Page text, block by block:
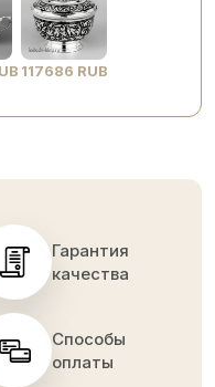
117686 RUB
Гарантия
качества
Способы
оплаты